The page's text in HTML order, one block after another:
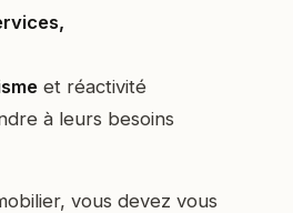
et réactivité
à leurs besoins
vous devez vous